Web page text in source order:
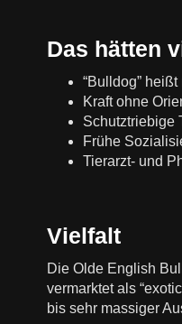
Das hätten
“Bulldog”
Kraft ohne
Schutztriebige
Frühe
Tierarzt- und
Vielfalt
Die Olde English
vermarktet als
bis sehr massiger